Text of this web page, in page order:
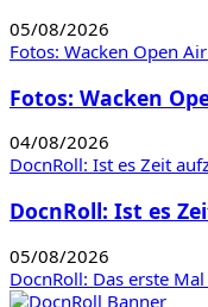
05/08/2026
Fotos: Wacken Open
Fotos: Wacken
04/08/2026
DocnRoll: Ist es Zeit
DocnRoll: Ist es
05/08/2026
DocnRoll: Das erste